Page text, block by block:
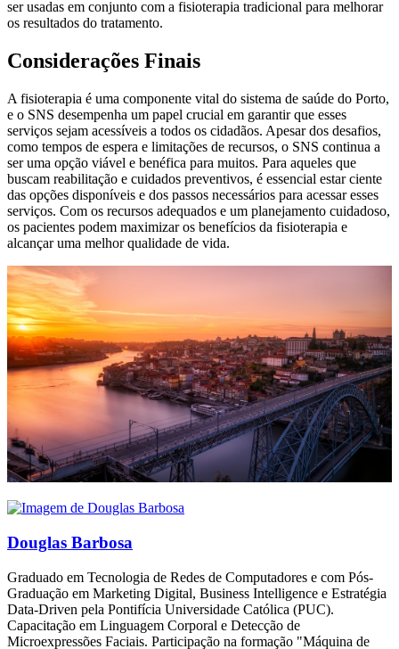
ser usadas em conjunto com a fisioterapia tradicional para melhorar
os resultados do tratamento.
Considerações Finais
A fisioterapia é uma componente vital do sistema de saúde do Porto,
e o SNS desempenha um papel crucial em garantir que esses
serviços sejam acessíveis a todos os cidadãos. Apesar dos desafios,
como tempos de espera e limitações de recursos, o SNS continua a
ser uma opção viável e benéfica para muitos. Para aqueles que
buscam reabilitação e cuidados preventivos, é essencial estar ciente
das opções disponíveis e dos passos necessários para acessar esses
serviços. Com os recursos adequados e um planejamento cuidadoso,
os pacientes podem maximizar os benefícios da fisioterapia e
alcançar uma melhor qualidade de vida.
Douglas Barbosa
Graduado em Tecnologia de Redes de Computadores e com Pós-
Graduação em Marketing Digital, Business Intelligence e Estratégia
Data-Driven pela Pontifícia Universidade Católica (PUC).
Capacitação em Linguagem Corporal e Detecção de
Microexpressões Faciais. Participação na formação "Máquina de